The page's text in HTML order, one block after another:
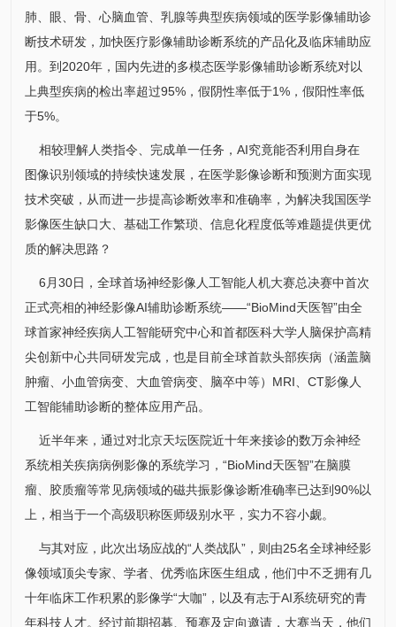
肺、眼、骨、心脑血管、乳腺等典型疾病领域的医学影像辅助诊
断技术研发，加快医疗影像辅助诊断系统的产品化及临床辅助应
用。到2020年，国内先进的多模态医学影像辅助诊断系统对以
上典型疾病的检出率超过95%，假阴性率低于1%，假阳性率低
于5%。
相较理解人类指令、完成单一任务，AI究竟能否利用自身在
图像识别领域的持续快速发展，在医学影像诊断和预测方面实现
技术突破，从而进一步提高诊断效率和准确率，为解决我国医学
影像医生缺口大、基础工作繁琐、信息化程度低等难题提供更优
质的解决思路？
6月30日，全球首场神经影像人工智能人机大赛总决赛中首次
正式亮相的神经影像AI辅助诊断系统——“BioMind天医智”由全
球首家神经疾病人工智能研究中心和首都医科大学人脑保护高精
尖创新中心共同研发完成，也是目前全球首款头部疾病（涵盖脑
肿瘤、小血管病变、大血管病变、脑卒中等）MRI、CT影像人
工智能辅助诊断的整体应用产品。
近半年来，通过对北京天坛医院近十年来接诊的数万余神经
系统相关疾病病例影像的系统学习，“BioMind天医智”在脑膜
瘤、胶质瘤等常见病领域的磁共振影像诊断准确率已达到90%以
上，相当于一个高级职称医师级别水平，实力不容小觑。
与其对应，此次出场应战的“人类战队”，则由25名全球神经影
像领域顶尖专家、学者、优秀临床医生组成，他们中不乏拥有几
十年临床工作积累的影像学“大咖”，以及有志于AI系统研究的青
年科技人才。经过前期招募、预赛及定向邀请，大赛当天，他们